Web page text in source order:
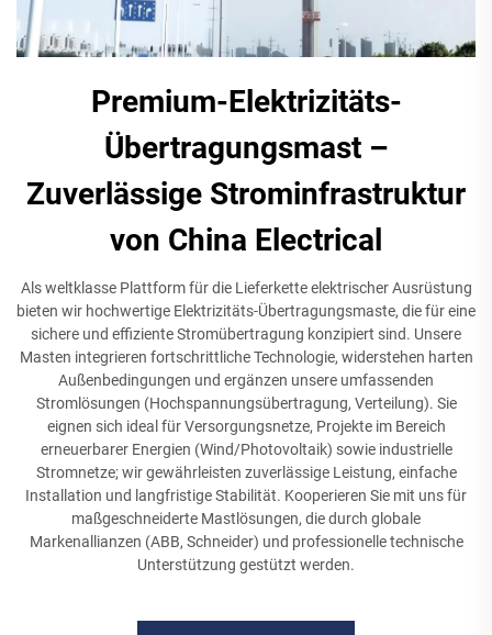
Premium-Elektrizitäts-
Übertragungsmast –
Zuverlässige Strominfrastruktur
von China Electrical
Als weltklasse Plattform für die Lieferkette elektrischer Ausrüstung
bieten wir hochwertige Elektrizitäts-Übertragungsmaste, die für eine
sichere und effiziente Stromübertragung konzipiert sind. Unsere
Masten integrieren fortschrittliche Technologie, widerstehen harten
Außenbedingungen und ergänzen unsere umfassenden
Stromlösungen (Hochspannungsübertragung, Verteilung). Sie
eignen sich ideal für Versorgungsnetze, Projekte im Bereich
erneuerbarer Energien (Wind/Photovoltaik) sowie industrielle
Stromnetze; wir gewährleisten zuverlässige Leistung, einfache
Installation und langfristige Stabilität. Kooperieren Sie mit uns für
maßgeschneiderte Mastlösungen, die durch globale
Markenallianzen (ABB, Schneider) und professionelle technische
Unterstützung gestützt werden.